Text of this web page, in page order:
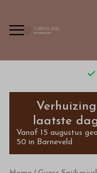
Guess
laatste
Vanaf 15 augustus
50 in Barneveld